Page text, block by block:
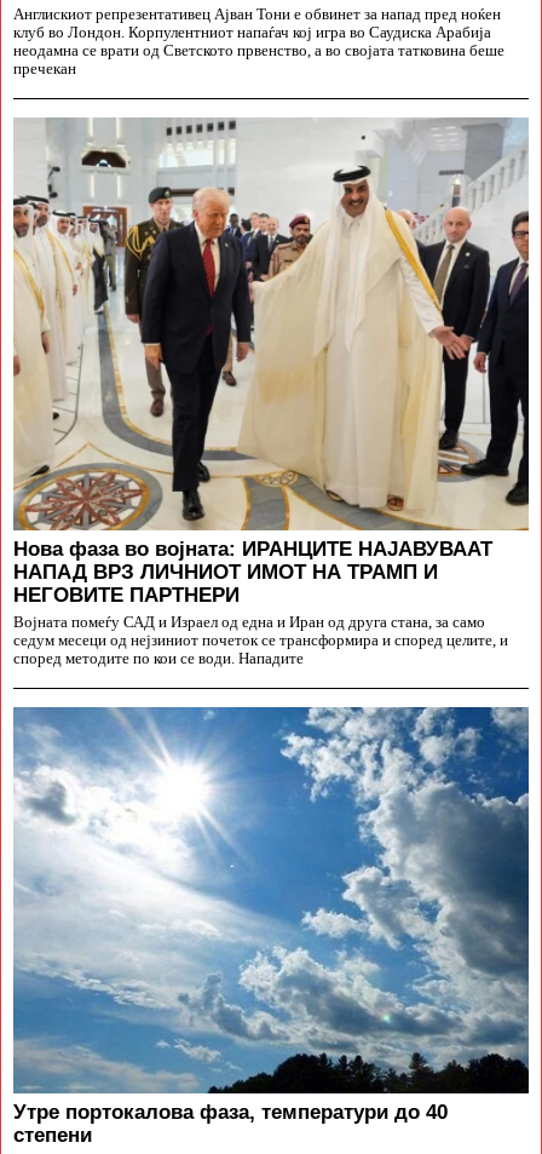
Англискиот репрезентативец Ајван Тони е обвинет за напад пред ноќен
клуб во Лондон. Корпулентниот напаѓач кој игра во Саудиска Арабија
неодамна се врати од Светското првенство, а во својата татковина беше
пречекан
Нова фаза во војната: ИРАНЦИТЕ НАЈАВУВААТ
НАПАД ВРЗ ЛИЧНИОТ ИМОТ НА ТРАМП И
НЕГОВИТЕ ПАРТНЕРИ
Војната помеѓу САД и Израел од една и Иран од друга стана, за само
седум месеци од нејзиниот почеток се трансформира и според целите, и
според методите по кои се води. Нападите
Утре портокалова фаза, температури до 40
степени